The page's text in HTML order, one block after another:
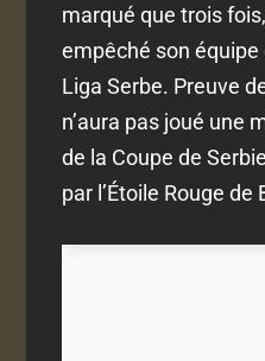
marqué que trois
empêché son
Liga Serbe. Preuve
n’aura pas joué une
de la Coupe de
par l’Étoile Rouge de